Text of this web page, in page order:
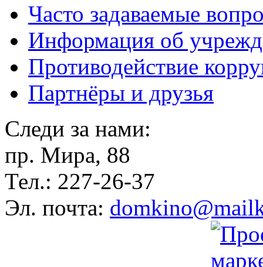
Часто задаваемые
Информация об
Противодействие
Партнёры и друзья
Следи за нами:
пр. Мира, 88
Тел.: 227-26-37
Эл. почта: